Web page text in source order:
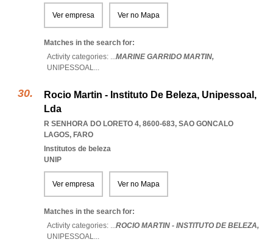
Ver empresa Ver no Mapa
Matches in the search for:
Activity categories: ...MARINE GARRIDO MARTIN,
UNIPESSOAL...
Rocio Martin - Instituto De Beleza, Unipessoal,
Lda
R SENHORA DO LORETO 4, 8600-683, SAO GONCALO
LAGOS, FARO
Institutos de beleza
UNIP
Ver empresa Ver no Mapa
Matches in the search for:
Activity categories: ...ROCIO MARTIN - INSTITUTO DE BELEZA,
UNIPESSOAL...